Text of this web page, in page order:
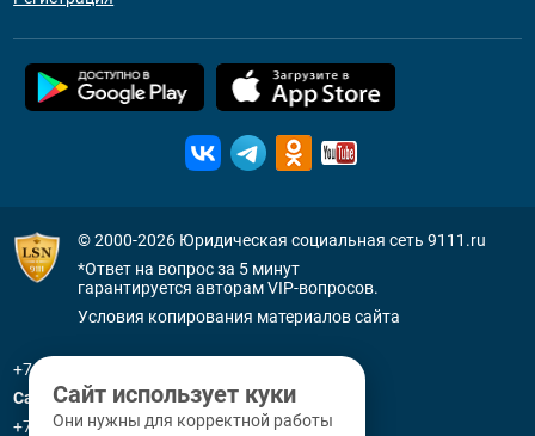
© 2000-2026 Юридическая социальная сеть 9111.ru
*Ответ на вопрос за 5 минут
гарантируется авторам VIP-вопросов.
Условия копирования материалов сайта
+7 (800) 505-91-11
Санкт-Петербург
+7 (812) 336-92-64
Сайт использует куки
Они нужны для корректной работы